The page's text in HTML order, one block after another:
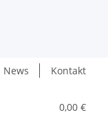
News
Kontakt
0,00 €